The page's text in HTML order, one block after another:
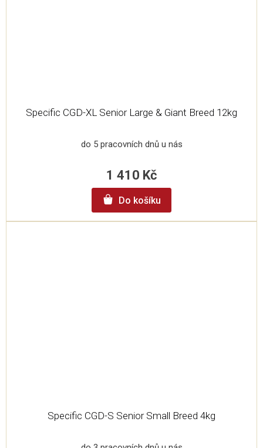
Specific CGD-XL Senior Large & Giant Breed 12kg
do 5 pracovních dnů u nás
1 410 Kč
Do košíku
Specific CGD-S Senior Small Breed 4kg